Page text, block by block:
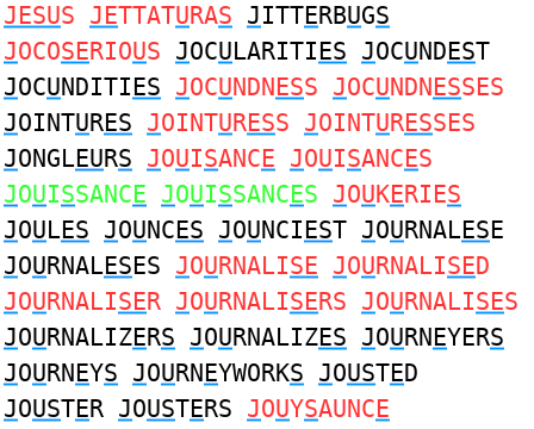
JESUS JETTATURAS JITTERBUGS
JOCOSERIOUS JOCULARITIES JOCUNDEST
JOCUNDITIES JOCUNDNESS JOCUNDNESSES
JOINTURES JOINTURESS JOINTURESSES
JONGLEURS JOUISANCE JOUISANCES
JOUISSANCE JOUISSANCES JOUKERIES
JOULES JOUNCES JOUNCIEST JOURNALESE
JOURNALESES JOURNALISE JOURNALISED
JOURNALISER JOURNALISERS JOURNALISES
JOURNALIZERS JOURNALIZES JOURNEYERS
JOURNEYS JOURNEYWORKS JOUSTED
JOUSTER JOUSTERS JOUYSAUNCE